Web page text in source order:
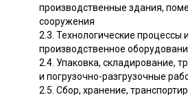
производственные здания,
сооружения
2.3. Технологические процессы и
производственное
2.4. Упаковка, складирование,
и погрузочно-разгрузочные
2.5. Сбор, хранение,